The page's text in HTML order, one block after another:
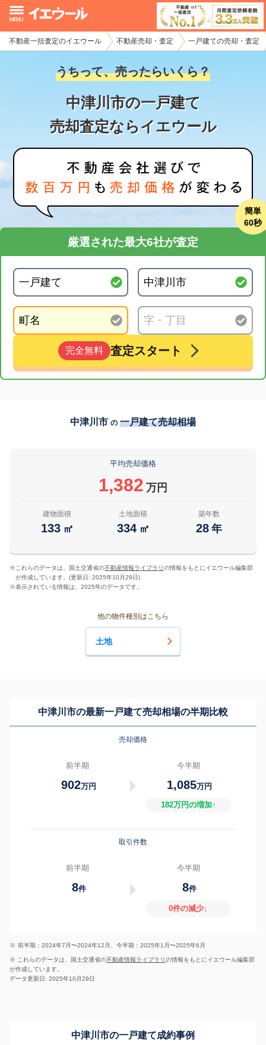
不動産一括査定のイエウール 不動産売却・査定 一戸建ての売却・査定
うちって、売ったらいくら？
中津川市の一戸建て
売却査定ならイエウール
簡単
60秒
厳選された最大6社が査定
完全無料 査定スタート
中津川市 の 一戸建て売却相場
平均売却価格
1,382 万円
建物面積
133 ㎡
土地面積
334 ㎡
築年数
28 年
※ これらのデータは、国土交通省の不動産情報ライブラリの情報をもとにイエウール編集部
が作成しています。(更新日: 2025年10月29日)
※表示されている情報は、2025年のデータです。
他の物件種別はこちら
土地
中津川市の最新一戸建て売却相場の半期比較
売却価格
前半期
902万円
今半期
1,085万円
182万円の増加↑
取引件数
前半期
8件
今半期
8件
0件の減少↓
※ 前半期：2024年7月〜2024年12月、今半期：2025年1月〜2025年6月
※ これらのデータは、国土交通省の不動産情報ライブラリの情報をもとにイエウール編集部
が作成しています。
データ更新日: 2025年10月29日
中津川市の一戸建て成約事例
イエウール加盟希望の不動産会社様
初めての方へ
不動産売却の流れ
不動産の売却・一括査定
家査定シミュレーター
お問い合わせ